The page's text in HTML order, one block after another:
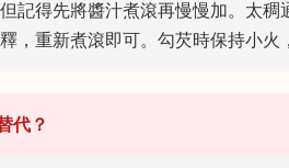
記得先將醬汁煮滾再慢慢加。太稠
，重新煮滾即可。勾芡時保持小火
代？